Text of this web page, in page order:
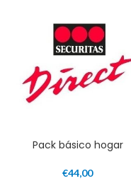
Pack básico hogar
€44,00